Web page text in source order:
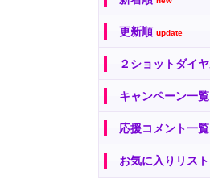
更新順 update
２ショットダイ
キャンペーン一覧
応援コメント一覧
お気に入りリスト